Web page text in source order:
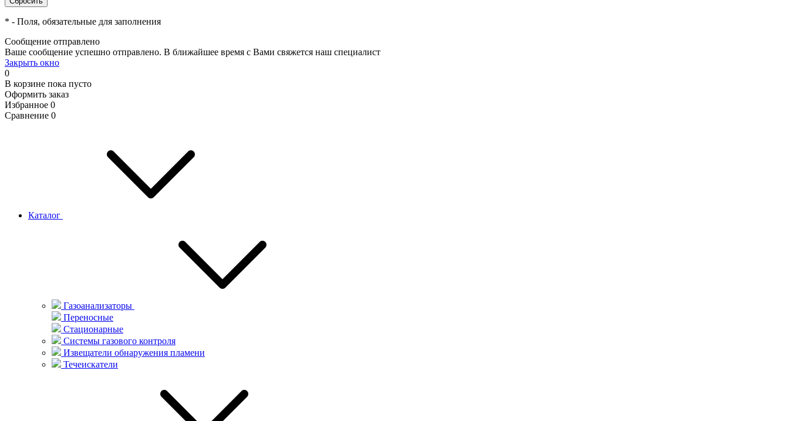
* - Поля, обязательные для заполнения
Сообщение отправлено
Ваше сообщение успешно отправлено. В ближайшее время с Вами свяжется наш специалист
Закрыть окно
0
В корзине пока пусто
Оформить заказ
Избранное 0
Сравнение 0
Каталог
Газоанализаторы
Переносные
Стационарные
Системы газового контроля
Извещатели обнаружения пламени
Течеискатели